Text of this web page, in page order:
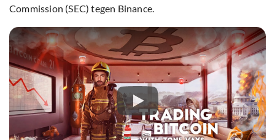
Commission (SEC) tegen Binance.